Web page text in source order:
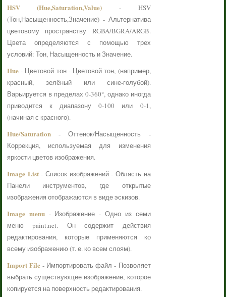
HSV (Hue,Saturation,Value) - HSV
(Тон,Насыщенность,Значение) - Альтернатива
цветовому пространству RGBA/BGRA/ARGB.
Цвета определяются с помощью трех
условий: Тон, Насыщенность и Значение.
Hue- Цветовой тон - Цветовой тон, (например,
красный, зелёный или сине-голубой).
Варьируется в пределах 0-360°, однако иногда
приводится к диапазону 0-100 или 0-1,
(начиная с красного).
Hue/Saturation- Оттенок/Насыщенность -
Коррекция, используемая для изменения
яркости цветов изображения.
Image List- Список изображений - Область на
Панели инструментов, где открытые
изображения отображаются в виде эскизов.
Image menu- Изображение - Одно из семи
меню paint.net. Он содержит действия
редактирования, которые применяются ко
всему изображению (т. е. ко всем слоям).
Import File- Импортировать файл - Позволяет
выбрать существующее изображение, которое
копируется на поверхность редактирования.